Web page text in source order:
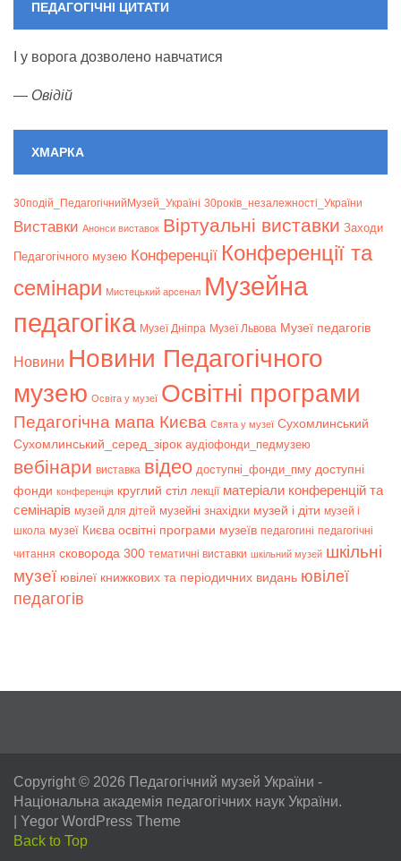
ПЕДАГОГІЧНІ ЦИТАТИ
І у ворога дозволено навчатися
— Овідій
ХМАРКА
30подій_ПедагогічнийМузей_Україні 30років_незалежності_України
Bиставки Анонси виставок Віртуальні виставки Заходи
Педагогічного музею Конференції Конференції та
семінари Мистецький арсенал Музейна
педагогіка Музеї Дніпра Музеї Львова Музеї педагогів
Новини Новини Педагогічного
музею Освіта у музеї Освітні програми
Педагогічна мапа Києва Свята у музеї Сухомлинський
Сухомлинський_серед_зірок аудіофонди_педмузею
вебінари виставка відео доступні_фонди_пму доступні
фонди конференція круглий стіл лекції матеріали конференцій та
семінарів музей для дітей музейні знахідки музей і діти музей і
школа музеї Києва освітні програми музеїв педагогині педагогічні
читання сковорода 300 тематичні виставки шкільний музей шкільні
музеї ювілеї книжкових та періодичних видань ювілеї
педагогів
Copyright © 2026 Педагогічний музей України -
Національна академія педагогічних наук України.
Yegor WordPress Theme
Back to Top